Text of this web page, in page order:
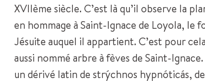
XVIIème siècle. C’est là qu’il observe la
en hommage à Saint-Ignace de Loyola, le
Jésuite auquel il appartient. C’est pour
aussi nommé arbre à fèves de Saint-
un dérivé latin de strýchnos hypnóticás,